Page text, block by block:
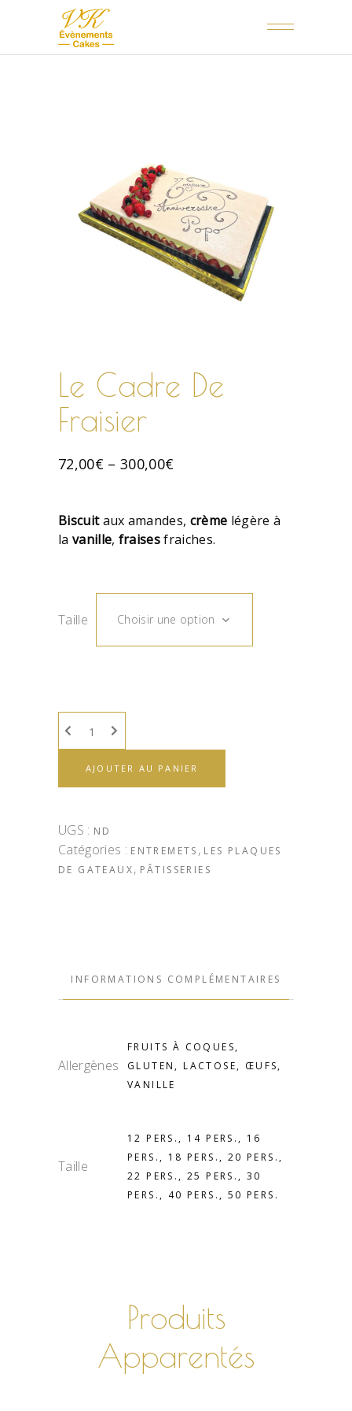
Le Cadre De
Fraisier
72,00€– 300,00€
Biscuitaux amandes, crème légère à
la vanille, fraisesfraiches.
Taille Choisir une option
AJOUTER AU PANIER
UGS : ND
Catégories : ENTREMETS , LES PLAQUES
DE GATEAUX, PÂTISSERIES
INFORMATIONS COMPLÉMENTAIRES
Allergènes
FRUITS À COQUES,
GLUTEN, LACTOSE, ŒUFS,
VANILLE
Taille
12 PERS., 14 PERS., 16
PERS., 18 PERS., 20 PERS.,
22 PERS., 25 PERS., 30
PERS., 40 PERS., 50 PERS.
Produits
Apparentés